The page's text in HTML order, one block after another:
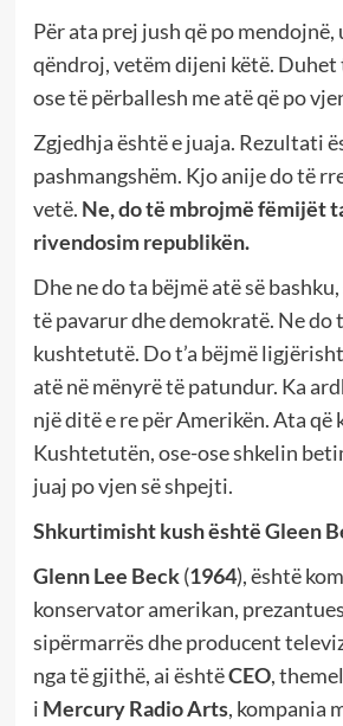
Për ata prej jush që po mendojnë,
qëndroj, vetëm dijeni këtë. Duhet
ose të përballesh me atë që po
Zgjedhja është e juaja. Rezultati
pashmangshëm. Kjo anije do të
vetë. Ne, do të mbrojmë fëmijët
rivendosim republikën.
Dhe ne do ta bëjmë atë së
të pavarur dhe demokratë. Ne do
kushtetutë. Do t’a bëjmë
atë në mënyrë të patundur. Ka
një ditë e re për Amerikën. Ata
Kushtetutën, ose-ose shkelin
juaj po vjen së shpejti.
Shkurtimisht kushështëGleen
Glenn Lee Beck(1964), është
konservator amerikan,
sipërmarrës dhe producent
nga të gjithë, ai ështëCEO,
i Mercury Radio Arts, kompania